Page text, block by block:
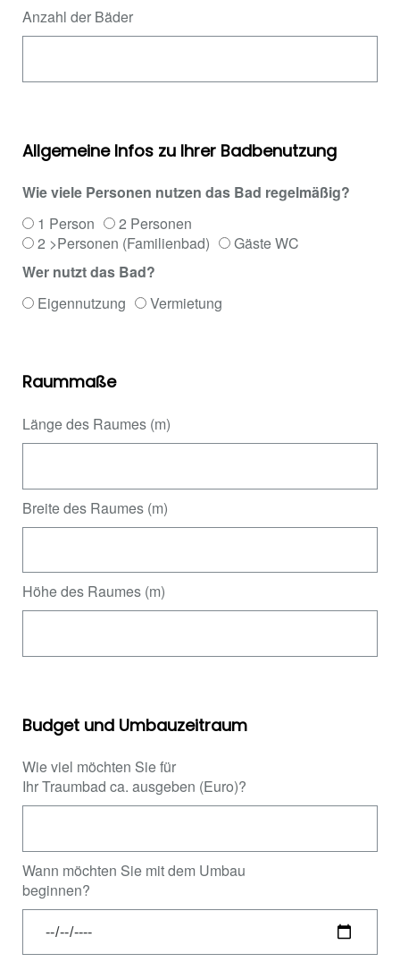
Anzahl der Bäder
Allgemeine Infos zu Ihrer Badbenutzung
Wie viele Personen nutzen das Bad regelmäßig?
1 Person
2 Personen
2 >Personen (Familienbad)
Gäste WC
Wer nutzt das Bad?
Eigennutzung
Vermietung
Raummaße
Länge des Raumes (m)
Breite des Raumes (m)
Höhe des Raumes (m)
Budget und Umbauzeitraum
Wie viel möchten Sie für
Ihr Traumbad ca. ausgeben (Euro)?
Wann möchten Sie mit dem Umbau
beginnen?